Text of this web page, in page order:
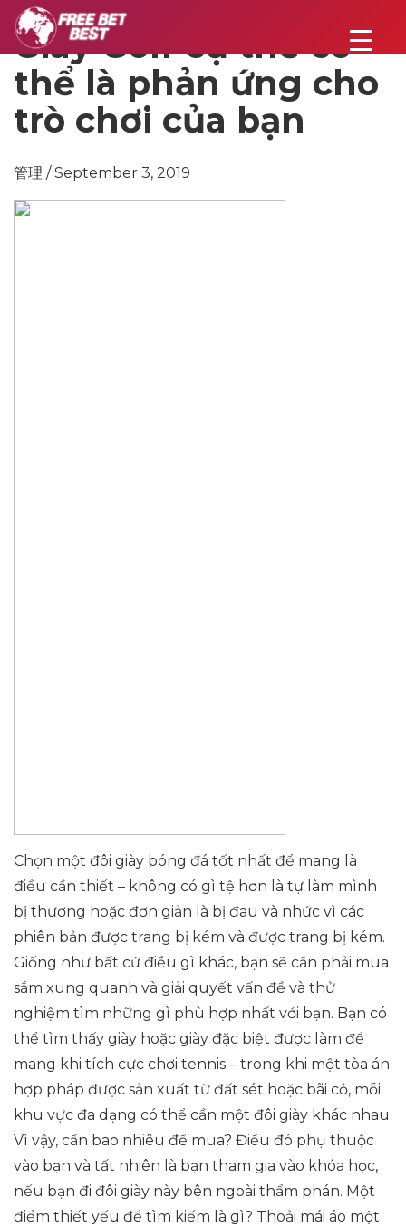
Giày Golf cụ ​​thể có
thể là phản ứng cho
trò chơi của bạn
管理 / September 3, 2019
Chọn một đôi giày bóng đá tốt nhất để mang là
điều cần thiết – không có gì tệ hơn là tự làm mình
bị thương hoặc đơn giản là bị đau và nhức vì các
phiên bản được trang bị kém và được trang bị kém.
Giống như bất cứ điều gì khác, bạn sẽ cần phải mua
sắm xung quanh và giải quyết vấn đề và thử
nghiệm tìm những gì phù hợp nhất với bạn. Bạn có
thể tìm thấy giày hoặc giày đặc biệt được làm để
mang khi tích cực chơi tennis – trong khi một tòa án
hợp pháp được sản xuất từ ​​đất sét hoặc bãi cỏ, mỗi
khu vực đa dạng có thể cần một đôi giày khác nhau.
Vì vậy, cần bao nhiêu để mua? Điều đó phụ thuộc
vào bạn và tất nhiên là bạn tham gia vào khóa học,
nếu bạn đi đôi giày này bên ngoài thẩm phán. Một
điểm thiết yếu để tìm kiếm là gì? Thoải mái áo một